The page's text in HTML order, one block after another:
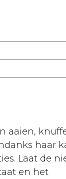
aaien,
haar
Laat de
en het